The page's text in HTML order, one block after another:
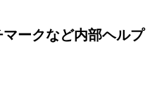
ークなど内部ヘルプ